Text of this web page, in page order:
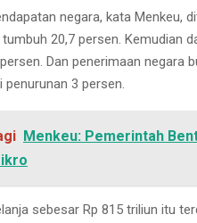
negara, kata Menkeu,
20,7 persen. Kemudian
Dan penerimaan negara
penurunan 3 persen.
Menkeu: Pemerintah
sebesar Rp 815 triliun itu